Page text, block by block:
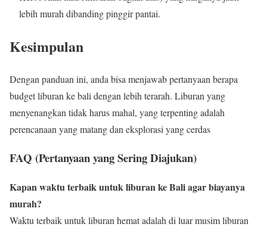
lebih murah dibanding pinggir pantai.
Kesimpulan
Dengan panduan ini, anda bisa menjawab pertanyaan berapa
budget liburan ke bali dengan lebih terarah. Liburan yang
menyenangkan tidak harus mahal, yang terpenting adalah
perencanaan yang matang dan eksplorasi yang cerdas
FAQ (Pertanyaan yang Sering Diajukan)
Kapan waktu terbaik untuk liburan ke Bali agar biayanya
murah?
Waktu terbaik untuk liburan hemat adalah di luar musim liburan